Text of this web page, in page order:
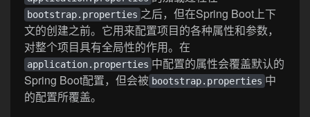
bootstrap.properties 之后，但在Spring Boot上下
文的创建之前。它用来配置项目的各种属性和参数，
对整个项目具有全局性的作用。在
application.properties 中配置的属性会覆盖默认的
Spring Boot配置，但会被 bootstrap.properties 中
的配置所覆盖。